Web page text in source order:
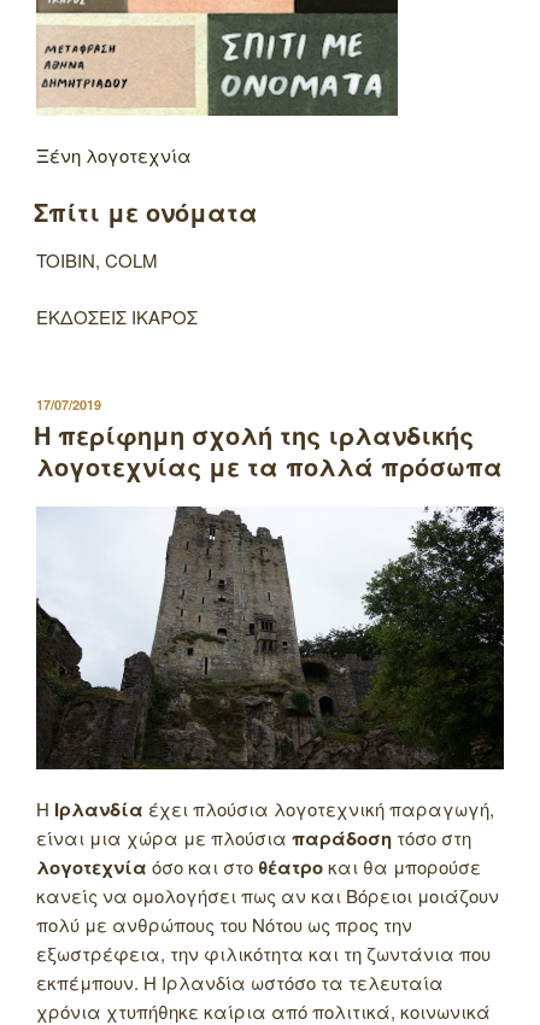
Ξένη λογοτεχνία
Σπίτι με ονόματα
TOIBIN, COLM
ΕΚΔΟΣΕΙΣ ΙΚΑΡΟΣ
ΔΗΜΟΣΙΕΥΤΗΚΕ
ΣΤΙΣ
17/07/2019
Η περίφημη σχολή της ιρλανδικής
λογοτεχνίας με τα πολλά πρόσωπα
Η Ιρλανδία έχει πλούσια λογοτεχνική παραγωγή,
είναι μια χώρα με πλούσια παράδοση τόσο στη
λογοτεχνία όσο και στο θέατροκαι θα μπορούσε
κανείς να ομολογήσει πως αν και Βόρειοι μοιάζουν
πολύ με ανθρώπους του Νότου ως προς την
εξωστρέφεια, την φιλικότητα και τη ζωντάνια που
εκπέμπουν. Η Ιρλανδία ωστόσο τα τελευταία
χρόνια χτυπήθηκε καίρια από πολιτικά, κοινωνικά